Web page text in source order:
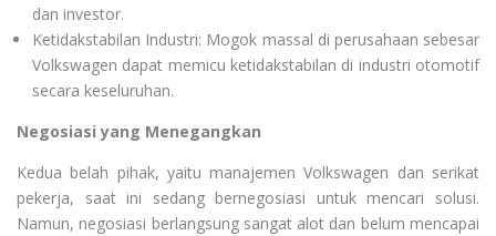
dan investor.
Ketidakstabilan Industri: Mogok massal di perusahaan sebesar
Volkswagen dapat memicu ketidakstabilan di industri otomotif
secara keseluruhan.
Negosiasi yang Menegangkan
Kedua belah pihak, yaitu manajemen Volkswagen dan serikat
pekerja, saat ini sedang bernegosiasi untuk mencari solusi.
Namun, negosiasi berlangsung sangat alot dan belum mencapai